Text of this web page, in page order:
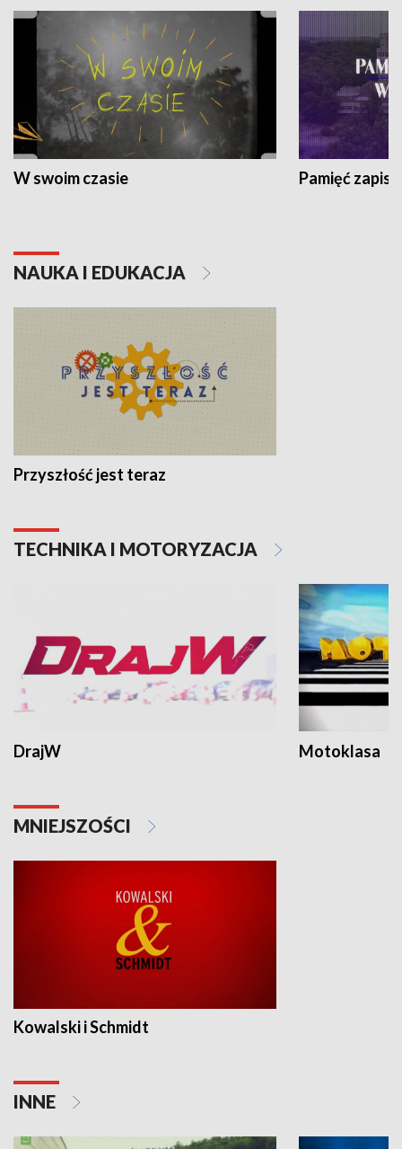
W swoim czasie Pamięć
NAUKA I EDUKACJA
Przyszłość jest teraz
TECHNIKA I MOTORYZACJA
DrajW Motoklasa
MNIEJSZOŚCI
Kowalski i Schmidt
INNE